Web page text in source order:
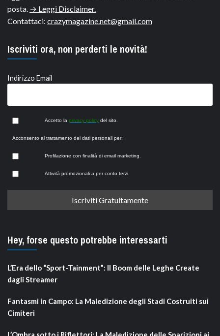
posta. → Leggi Disclaimer.
Contattaci: crazymagazine.net@gmail.com
Iscriviti ora, non perderti le novità!
Indirizzo Email
Accetto la privacy policy del sito.
Acconsento al trattamento dei dati personali per:
Profilazione con finalità di email marketing.
Attività promozionali a per conto terzi.
Hey, forse questo potrebbe interessarti
L’Era dello “Sport-Tainment”: Il Boom delle Leghe Create
dagli Streamer
Fantasmi in Campo: La Maledizione degli Stadi Costruiti sui
Cimiteri